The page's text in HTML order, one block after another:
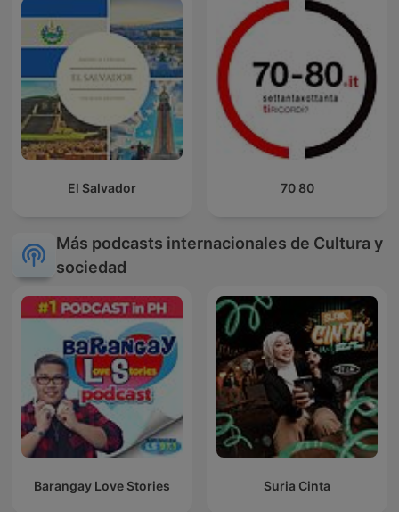
El Salvador 70 80
Más podcasts internacionales de Cultura y
sociedad
Barangay Love Stories Suria Cinta